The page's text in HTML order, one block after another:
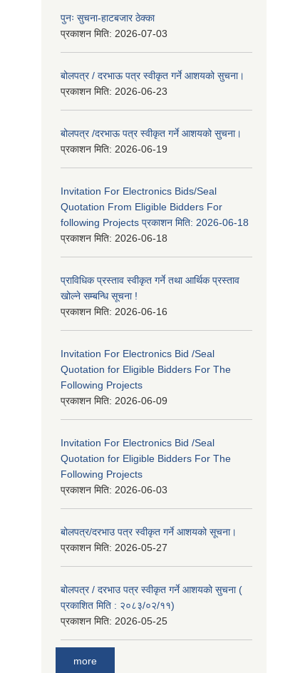
पुनः सुचना-हाटबजार ठेक्का
प्रकाशन मिति: 2026-07-03
बोलपत्र / दरभाऊ पत्र स्वीकृत गर्ने आशयको सुचना।
प्रकाशन मिति: 2026-06-23
बोलपत्र /दरभाऊ पत्र स्वीकृत गर्ने आशयको सुचना।
प्रकाशन मिति: 2026-06-19
Invitation For Electronics Bids/Seal
Quotation From Eligible Bidders For
following Projects प्रकाशन मिति: 2026-06-18
प्रकाशन मिति: 2026-06-18
प्राविधिक प्रस्ताव स्वीकृत गर्ने तथा आर्थिक प्रस्ताव
खोल्ने सम्बन्धि सूचना !
प्रकाशन मिति: 2026-06-16
Invitation For Electronics Bid /Seal
Quotation for Eligible Bidders For The
Following Projects
प्रकाशन मिति: 2026-06-09
Invitation For Electronics Bid /Seal
Quotation for Eligible Bidders For The
Following Projects
प्रकाशन मिति: 2026-06-03
बोलपत्र/दरभाउ पत्र स्वीकृत गर्ने आशयको सूचना।
प्रकाशन मिति: 2026-05-27
बोलपत्र / दरभाउ पत्र स्वीकृत गर्ने आशयको सुचना (
प्रकाशित मिति : २०८३/०२/११)
प्रकाशन मिति: 2026-05-25
more